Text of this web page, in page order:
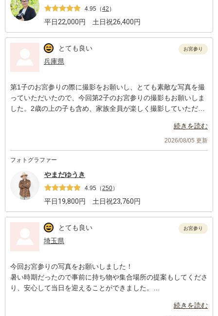
4.95 （42 ）
平日22,000円 土日祝26,400円
とても良い
兵庫県
お宮参り
第1子のお宮参りの際に撮影をお願いし、とても素敵な写真を撮
っていただいたので、今回第2子のお宮参りの撮影もお願いしま
した。2歳の上の子も含め、家族全員が楽しく撮影していただく
ポーズなどを指示していただけたこともありがたかったです。
続きを読む
2026/08/05 更新
フォトグラファー
やまだゆうき
4.95 （250）
平日19,800円 土日祝23,760円
とても良い
埼玉県
お宮参り
今回お宮参りの写真をお願いしました！
暑い時期だったので事前に持ち物や集合場所の提案もしてくださ
り、安心して当日を迎えることができました。
続きを読む